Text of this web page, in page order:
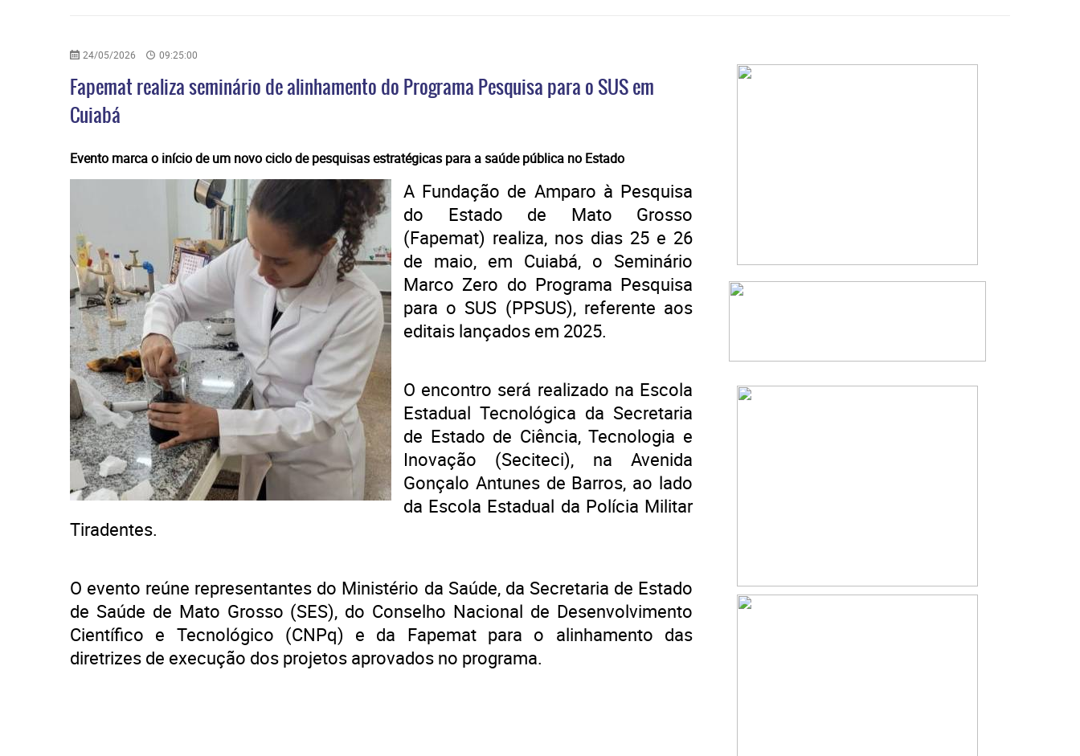
24/05/2026 09:25:00
Fapemat realiza seminário de alinhamento do Programa Pesquisa para o SUS em
Cuiabá
​Evento marca o início de um novo ciclo de pesquisas estratégicas para a saúde pública no Estado
A Fundação de Amparo à Pesquisa
do Estado de Mato Grosso
(Fapemat) realiza, nos dias 25 e 26
de maio, em Cuiabá, o Seminário
Marco Zero do Programa Pesquisa
para o SUS (PPSUS), referente aos
editais lançados em 2025.
O encontro será realizado na Escola
Estadual Tecnológica da Secretaria
de Estado de Ciência, Tecnologia e
Inovação (Seciteci), na Avenida
Gonçalo Antunes de Barros, ao lado
da Escola Estadual da Polícia Militar
Tiradentes.
O evento reúne representantes do Ministério da Saúde, da Secretaria de Estado
de Saúde de Mato Grosso (SES), do Conselho Nacional de Desenvolvimento
Científico e Tecnológico (CNPq) e da Fapemat para o alinhamento das
diretrizes de execução dos projetos aprovados no programa.